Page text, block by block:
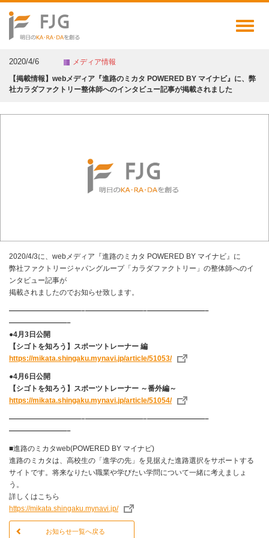
Toggle
2020/4/6
メディア情報
【掲載情報】webメディア『進路のミカタ POWERED BY マイナビ』に、弊
社カラダファクトリー整体師へのインタビュー記事が掲載されました
2020/4/3に、webメディア『進路のミカタ POWERED BY マイナビ』に
弊社ファクトリージャパングループ「カラダファクトリー」の整体師へのイ
ンタビュー記事が
掲載されましたのでお知らせ致します。
——————————–————————–————————–
————————–
●4月3日公開
【シゴトを知ろう】スポーツトレーナー 編
https://mikata.shingaku.mynavi.jp/article/51053/
●4月6日公開
【シゴトを知ろう】スポーツトレーナー ～番外編～
https://mikata.shingaku.mynavi.jp/article/51054/
——————————–————————–————————–
————————–
■進路のミカタweb(POWERED BY マイナビ)
進路のミカタは、高校生の「進学の先」を見据えた進路選択をサポートする
サイトです。将来なりたい職業や学びたい学問について一緒に考えましょ
う。
詳しくはこちら
https://mikata.shingaku.mynavi.jp/
お知らせ一覧へ戻る